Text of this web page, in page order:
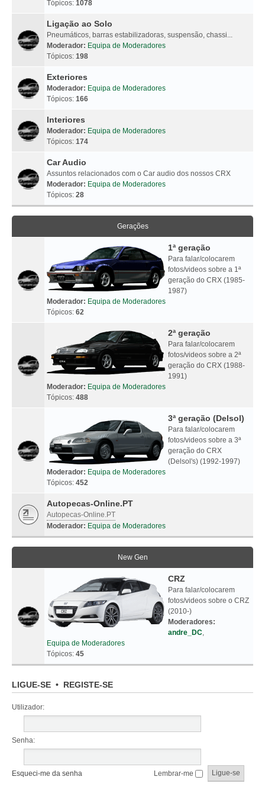
Tópicos: 1078
Ligação ao Solo
Pneumáticos, barras estabilizadoras, suspensão, chassi...
Moderador: Equipa de Moderadores
Tópicos: 198
Exteriores
Moderador: Equipa de Moderadores
Tópicos: 166
Interiores
Moderador: Equipa de Moderadores
Tópicos: 174
Car Audio
Assuntos relacionados com o Car audio dos nossos CRX
Moderador: Equipa de Moderadores
Tópicos: 28
Gerações
1ª geração
Para falar/colocarem
fotos/videos sobre a 1ª
geração do CRX (1985-
1987)
Moderador: Equipa de Moderadores
Tópicos: 62
2ª geração
Para falar/colocarem
fotos/videos sobre a 2ª
geração do CRX (1988-
1991)
Moderador: Equipa de Moderadores
Tópicos: 488
3ª geração (Delsol)
Para falar/colocarem
fotos/videos sobre a 3ª
geração do CRX
(Delsol's) (1992-1997)
Moderador: Equipa de Moderadores
Tópicos: 452
Autopecas-Online.PT
Autopecas-Online.PT
Moderador: Equipa de Moderadores
New Gen
CRZ
Para falar/colocarem
fotos/videos sobre o CRZ
(2010-)
Moderadores:
andre_DC,
Equipa de Moderadores
Tópicos: 45
LIGUE-SE • REGISTE-SE
Utilizador:
Senha:
Esqueci-me da senha Lembrar-me